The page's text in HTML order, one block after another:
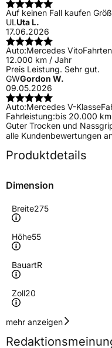
Auf keinen Fall kaufen
ULUta L.
17.06.2026
Auto:Mercedes Vito
12.000 km / Jahr
Preis Leistung. Sehr gut.
GWGordon W.
09.05.2026
Auto:Mercedes V-Klasse
Fahrleistung:bis 20.000
Guter Trocken und
alle Kundenbewertungen
Produktdetails
Dimension
Breite275
Höhe55
BauartR
Zoll20
Geschwindigkeitsindex
mehr anzeigen